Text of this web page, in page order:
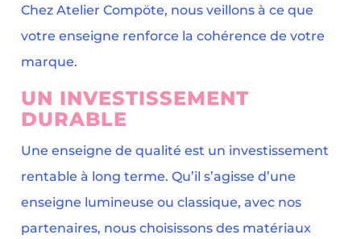
Chez Atelier Compöte, nous veillons à ce que
votre enseigne renforce la cohérence de votre
marque.
UN INVESTISSEMENT
DURABLE
Une enseigne de qualité est un investissement
rentable à long terme. Qu’il s’agisse d’une
enseigne lumineuse ou classique, avec nos
partenaires, nous choisissons des matériaux